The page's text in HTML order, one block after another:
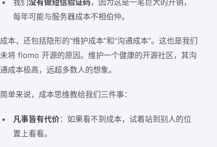
每年可能与服务器成本不相伯仲。
成本，还包括隐形的“维护成本”和“沟通成本”。这也是我们
未将 flomo 开源的原因。维护一个健康的开源社区，其沟
通成本极高，远超多数人的想象。
简单来说，成本思维教给我们三件事：
凡事皆有代价：如果看不到成本，试着站到别人的位
置上看看。